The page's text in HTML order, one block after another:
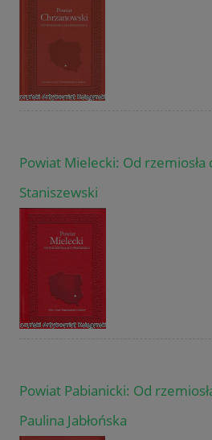
Powiat Mielecki: Od rzemiosła
Staniszewski
Powiat Pabianicki: Od
Paulina Jabłońska